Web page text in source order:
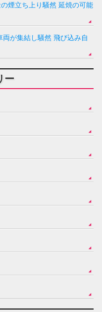
煙立ち上り騒然 延焼の可能
が集結し騒然 飛び込み自
ー